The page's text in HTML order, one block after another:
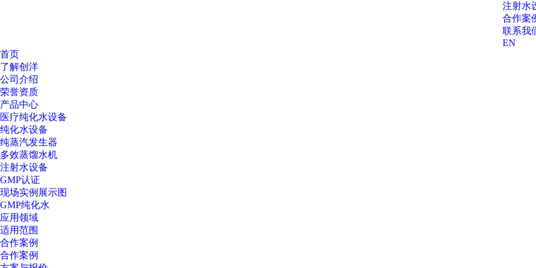
注射水
合作案
联系我
EN
首页
了解创洋
公司介绍
荣誉资质
产品中心
医疗纯化水设备
纯化水设备
纯蒸汽发生器
多效蒸馏水机
注射水设备
GMP认证
现场实例展示图
GMP纯化水
应用领域
适用范围
合作案例
合作案例